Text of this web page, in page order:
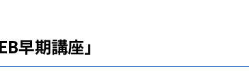
早期講座」